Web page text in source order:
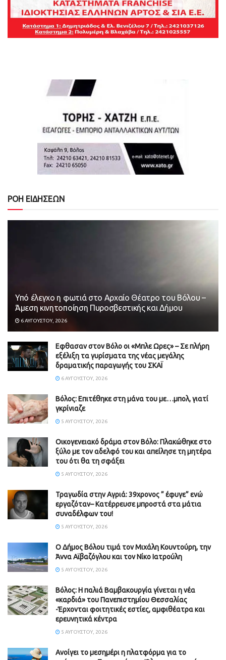
ΡΟΗ ΕΙΔΗΣΕΩΝ
Υπό έλεγχο η φωτιά στο Αρχαίο Θέατρο του Βόλου –
Άμεση κινητοποίηση Πυροσβεστικής και Δήμου
6 ΑΥΓΟΎΣΤΟΥ, 2026
Εφθασαν στον Βόλο οι «Μπλε Ωρες» – Σε πλήρη
εξέλιξη τα γυρίσματα της νέας μεγάλης
δραματικής παραγωγής του ΣΚΑΪ
6 ΑΥΓΟΎΣΤΟΥ, 2026
Βόλος: Επιτέθηκε στη μάνα του με…μπολ, γιατί
γκρίνιαζε
5 ΑΥΓΟΎΣΤΟΥ, 2026
Οικογενειακό δράμα στον Βόλο: Πλακώθηκε στο
ξύλο με τον αδελφό του και απείλησε τη μητέρα
του ότι θα τη σφάξει
5 ΑΥΓΟΎΣΤΟΥ, 2026
Τραγωδία στην Αγριά: 39χρονος ” έφυγε” ενώ
εργαζόταν– Κατέρρευσε μπροστά στα μάτια
συναδέλφων του!
5 ΑΥΓΟΎΣΤΟΥ, 2026
Ο Δήμος Βόλου τιμά τον Μιχάλη Κουντούρη, την
Άννα Αϊβαζόγλου και τον Νίκο Ιατρούλη
5 ΑΥΓΟΎΣΤΟΥ, 2026
Βόλος: Η παλιά Βαμβακουργία γίνεται η νέα
«καρδιά» του Πανεπιστημίου Θεσσαλίας
-Έρχονται φοιτητικές εστίες, αμφιθέατρα και
ερευνητικά κέντρα
5 ΑΥΓΟΎΣΤΟΥ, 2026
Ανοίγει το μεσημέρι η πλατφόρμα για το